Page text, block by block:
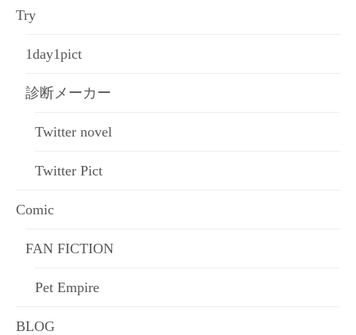
Try
1day1pict
診断メーカー
Twitter novel
Twitter Pict
Comic
FAN FICTION
Pet Empire
BLOG